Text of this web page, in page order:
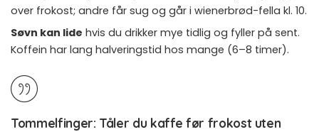
over frokost; andre får sug og går i wienerbrød-fella kl. 10.
Søvn kan lide hvis du drikker mye tidlig og fyller på sent.
Koffein har lang halveringstid hos mange (6–8 timer).
Tommelfinger: Tåler du kaffe før frokost uten